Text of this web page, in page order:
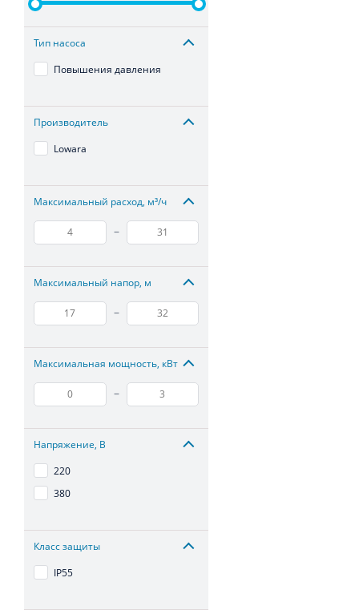
Тип насоса
Повышения давления
Производитель
Lowara
Максимальный расход, м³/ч
–
Максимальный напор, м
–
Максимальная мощность, кВт
–
Напряжение, В
220
380
Класс защиты
IP55